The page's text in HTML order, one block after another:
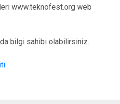
www.teknofest.org web
bilgi sahibi olabilirsiniz.